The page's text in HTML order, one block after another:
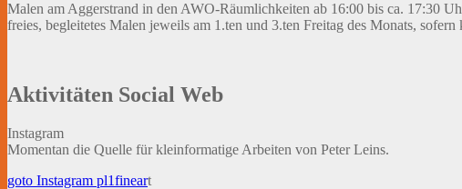
Malen am Aggerstrand in den AWO-Räumlichkeiten ab 16:00 bis ca. 17:30
freies, begleitetes Malen jeweils am 1.ten und 3.ten Freitag des Monats,
Aktivitäten Social Web
Instagram
Momentan die Quelle für kleinformatige Arbeiten von Peter Leins.
goto Instagram pl1fineart